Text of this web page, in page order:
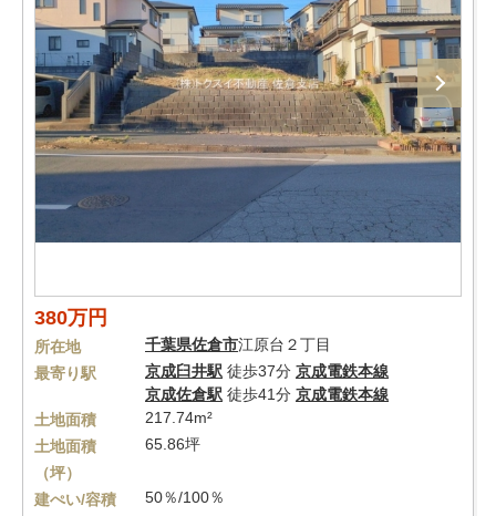
380万円
所在地 千葉県佐倉市江原台２丁目
最寄り駅
京成臼井駅 徒歩37分 京成電鉄本線
京成佐倉駅 徒歩41分 京成電鉄本線
土地面積
217.74m²
土地面積
（坪）
65.86坪
建ぺい/容積
50％/100％